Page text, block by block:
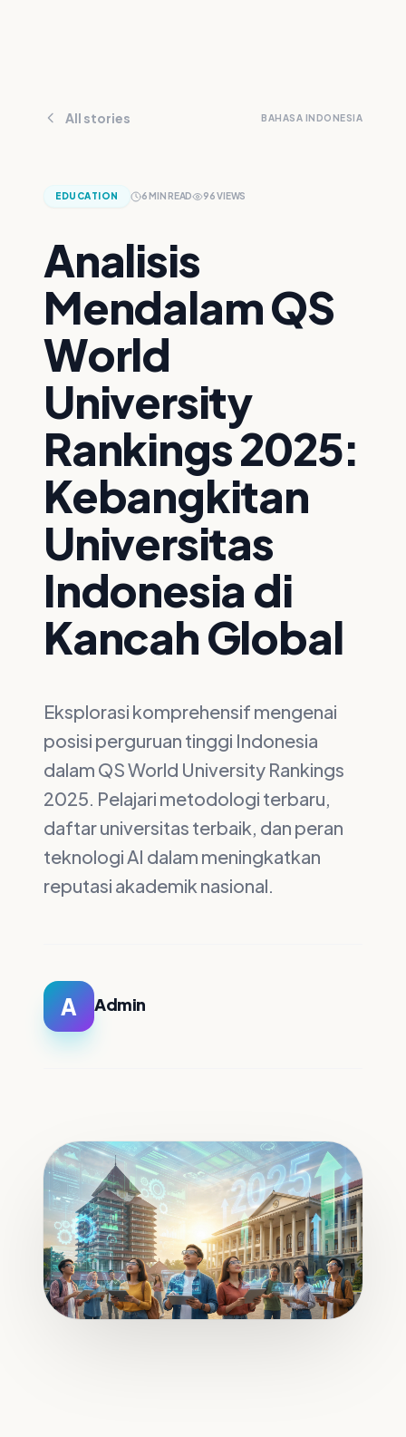
All stories BAHASA INDONESIA
EDUCATION 6MIN READ 96VIEWS
Analisis
Mendalam QS
World
University
Rankings 2025:
Kebangkitan
Universitas
Indonesia di
Kancah Global
Eksplorasi komprehensif mengenai
posisi perguruan tinggi Indonesia
dalam QS World University Rankings
2025. Pelajari metodologi terbaru,
daftar universitas terbaik, dan peran
teknologi AI dalam meningkatkan
reputasi akademik nasional.
A Admin